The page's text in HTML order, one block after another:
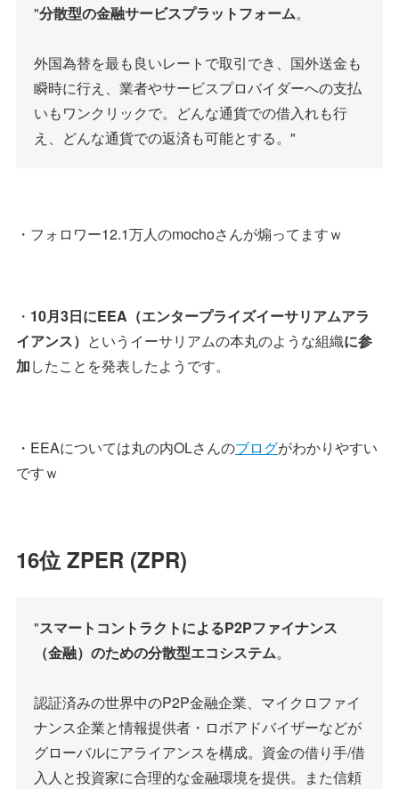
"分散型の金融サービスプラットフォーム。
外国為替を最も良いレートで取引でき、国外送金も
瞬時に行え、業者やサービスプロバイダーへの支払
いもワンクリックで。どんな通貨での借入れも行
え、どんな通貨での返済も可能とする。"
・フォロワー12.1万人のmochoさんが煽ってますｗ
・ 10月3日にEEA（エンタープライズイーサリアムアラ
イアンス） というイーサリアムの本丸のような組織に参
加したことを発表したようです。
・EEAについては丸の内OLさんのブログがわかりやすい
ですｗ
16位 ZPER (ZPR)
"スマートコントラクトによるP2Pファイナンス
（金融）のための分散型エコシステム。
認証済みの世界中のP2P金融企業、マイクロファイ
ナンス企業と情報提供者・ロボアドバイザーなどが
グローバルにアライアンスを構成。資金の借り手/借
入人と投資家に合理的な金融環境を提供。また信頼